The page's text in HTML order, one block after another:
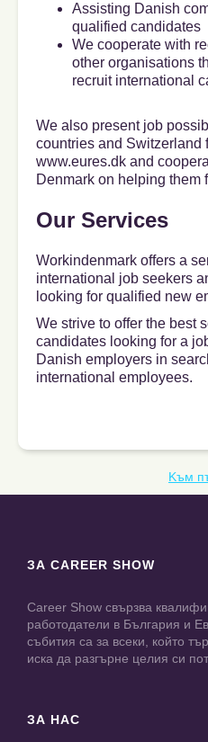
Assisting Danish
qualified candidates
We cooperate with
other organisations
recruit international
We also present job
countries and Switzerland
www.eures.dk and
Denmark on helping them
Our Services
Workindenmark offers a
international job seekers
looking for qualified new
We strive to offer the best
candidates looking for a
Danish employers in
international employees.
Kъм
ЗА CAREER SHOW
Career Show свързва
работодатели в България и
събития са за всеки, който
иска да разгърне целия си
ЗА НАС